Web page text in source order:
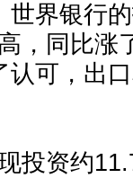
世界银行
，同比涨
可，出
投资约